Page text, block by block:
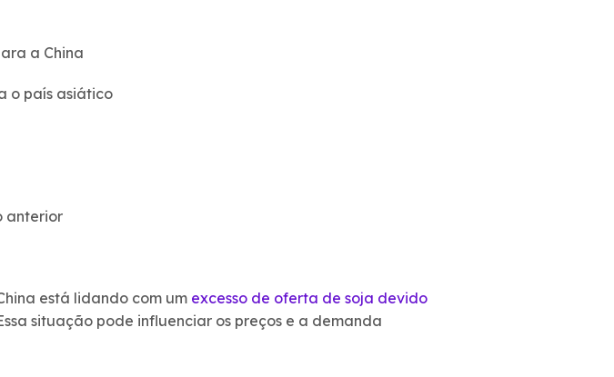
a China
o país asiático
anterior
está lidando com um excesso de oferta de soja devido
situação pode influenciar os preços e a demanda